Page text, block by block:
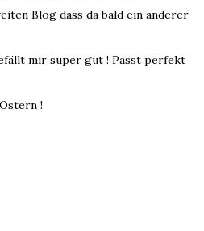
Blog dass da bald ein anderer
mir super gut ! Passt perfekt
!